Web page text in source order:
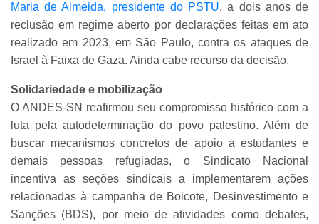
Maria de Almeida, presidente do PSTU, a dois anos de
reclusão em regime aberto por declarações feitas em ato
realizado em 2023, em São Paulo, contra os ataques de
Israel à Faixa de Gaza. Ainda cabe recurso da decisão.
Solidariedade e mobilização
O ANDES-SN reafirmou seu compromisso histórico com a
luta pela autodeterminação do povo palestino. Além de
buscar mecanismos concretos de apoio a estudantes e
demais pessoas refugiadas, o Sindicato Nacional
incentiva as seções sindicais a implementarem ações
relacionadas à campanha de Boicote, Desinvestimento e
Sanções (BDS), por meio de atividades como debates,